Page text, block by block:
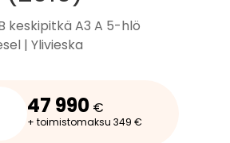
keskipitkä A3 A 5-hlö
| Ylivieska
47 990 €
+ toimistomaksu 349 €